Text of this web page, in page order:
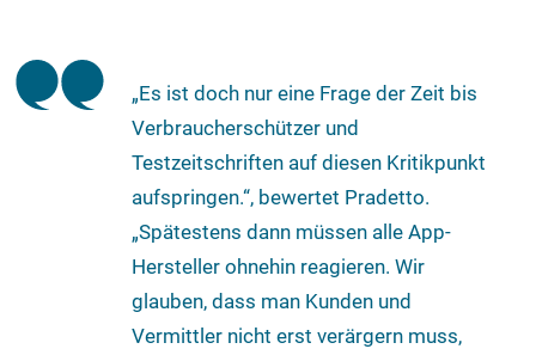
„Es ist doch nur eine Frage der Zeit bis
Verbraucherschützer und
Testzeitschriften auf diesen Kritikpunkt
aufspringen.“, bewertet Pradetto.
„Spätestens dann müssen alle App-
Hersteller ohnehin reagieren. Wir
glauben, dass man Kunden und
Vermittler nicht erst verärgern muss,